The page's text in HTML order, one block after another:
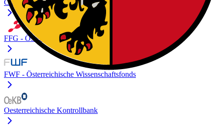
Christian Doppler Forschungsgesellschaft
FFG - Österreichische Forschungs­förderungs­gesellschaft
FWF - Österreichische Wissenschaftsfonds
Oesterreichische Kontrollbank